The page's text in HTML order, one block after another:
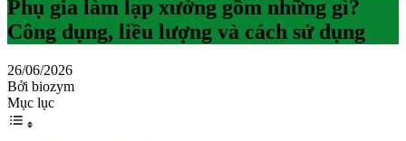
Phụ gia làm lạp xưởng gồm những gì?
Công dụng, liều lượng và cách sử dụng
26/06/2026
Bởi biozym
Mục lục